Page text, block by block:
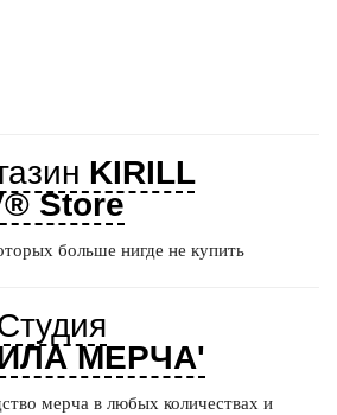
KIRILL
Store
больше нигде не купить
МЕРЧА'
мерча в любых количествах и